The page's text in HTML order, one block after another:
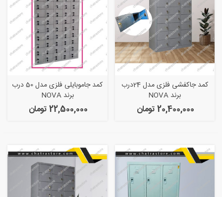
کمد جاکفشی فلزی مدل 24درب
برند NOVA
20,400,000 تومان
کمد جاموبایلی فلزی مدل 50 درب
برند NOVA
22,500,000 تومان